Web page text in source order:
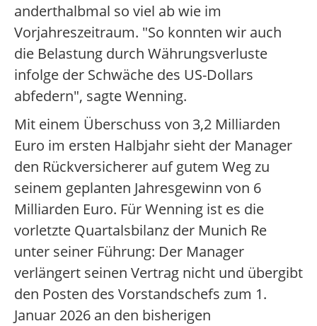
anderthalbmal so viel ab wie im
Vorjahreszeitraum. "So konnten wir auch
die Belastung durch Währungsverluste
infolge der Schwäche des US-Dollars
abfedern", sagte Wenning.
Mit einem Überschuss von 3,2 Milliarden
Euro im ersten Halbjahr sieht der Manager
den Rückversicherer auf gutem Weg zu
seinem geplanten Jahresgewinn von 6
Milliarden Euro. Für Wenning ist es die
vorletzte Quartalsbilanz der Munich Re
unter seiner Führung: Der Manager
verlängert seinen Vertrag nicht und übergibt
den Posten des Vorstandschefs zum 1.
Januar 2026 an den bisherigen